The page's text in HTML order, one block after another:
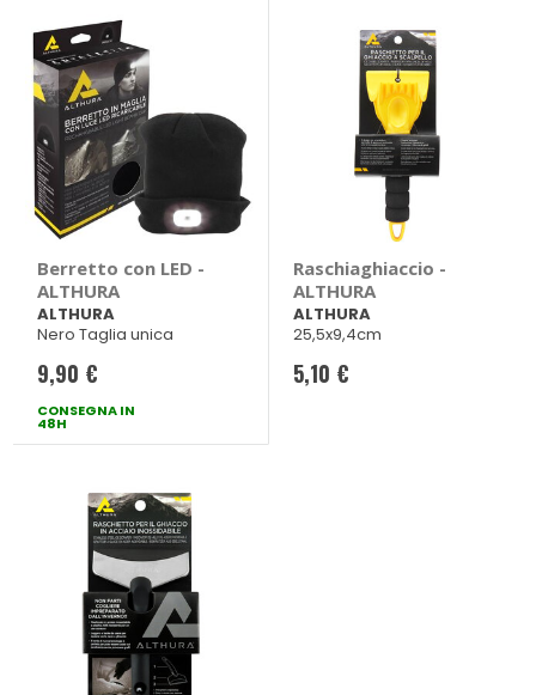
Berretto con LED -
ALTHURA
ALTHURA
Nero Taglia unica
9,90 €
CONSEGNA IN
48H
Raschiaghiaccio -
ALTHURA
ALTHURA
25,5x9,4cm
5,10 €